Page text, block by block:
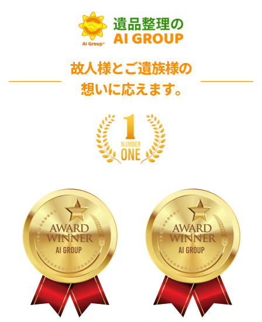
故人様とご遺族様の
想いに応えます｡